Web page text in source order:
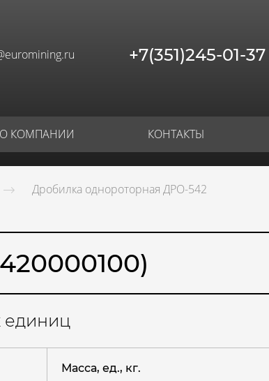
+7(351)245-01-37
О КОМПАНИИ КОНТАКТЫ
Дробилка однороторная ДРО-542
единиц
Масса, ед., кг.